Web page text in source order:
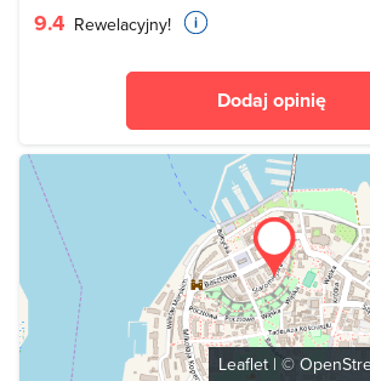
9.4 Rewelacyjny!
Dodaj opinię
Leaflet | ©